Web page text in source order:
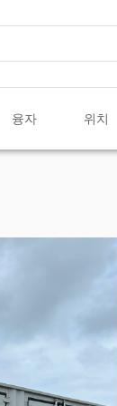
융자 위치